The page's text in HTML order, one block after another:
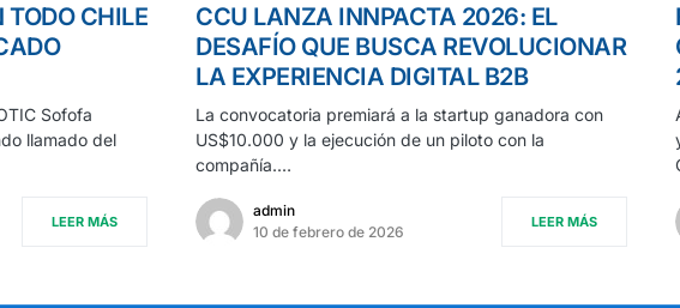
CHILE
Sofofa
llamado del
LEER MÁS
CCU LANZA INNPACTA 2026: EL
DESAFÍO QUE BUSCA REVOLUCIONAR
LA EXPERIENCIA DIGITAL B2B
La convocatoria premiará a la startup ganadora con
US$10.000 y la ejecución de un piloto con la
compañía.…
admin
10 de febrero de 2026
LEER MÁS